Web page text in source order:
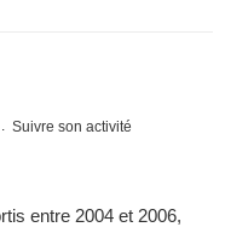
Suivre son activité
entre 2004 et 2006,